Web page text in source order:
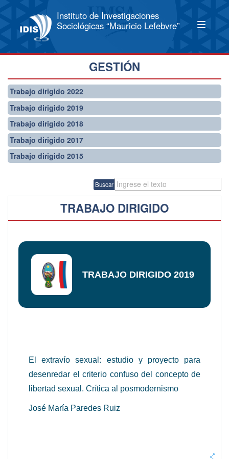
Instituto de Investigaciones
Sociológicas “Mauricio Lefebvre”
GESTIÓN
Trabajo dirigido 2022
Trabajo dirigido 2019
Trabajo dirigido 2018
Trabajo dirigido 2017
Trabajo dirigido 2015
Buscar
TRABAJO DIRIGIDO
TRABAJO DIRIGIDO 2019
El extravío sexual: estudio y proyecto para
desenredar el criterio confuso del concepto de
libertad sexual. Crítica al posmodernismo
José María Paredes Ruiz